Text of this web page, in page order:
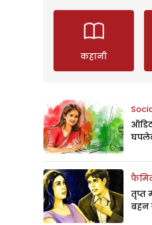
कहानी
तृप्त
बहन